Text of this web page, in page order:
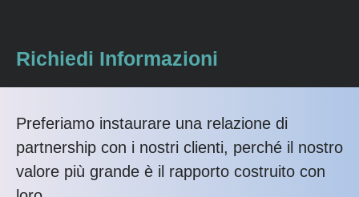
Richiedi Informazioni
Preferiamo instaurare una relazione di
partnership con i nostri clienti, perché il nostro
valore più grande è il rapporto costruito con